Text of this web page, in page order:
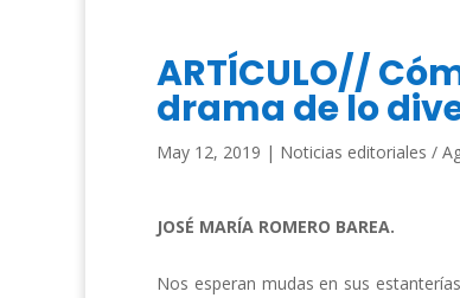
ARTÍCULO//
drama de lo
May 12, 2019 | Noticias editoriales /
JOSÉ MARÍA ROMERO BAREA.
Nos esperan mudas en sus